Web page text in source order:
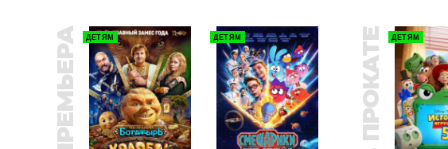
ПРЕМЬЕРА ДЕТЯМ ДЕТЯМ В ПРОКАТЕ ДЕТЯМ